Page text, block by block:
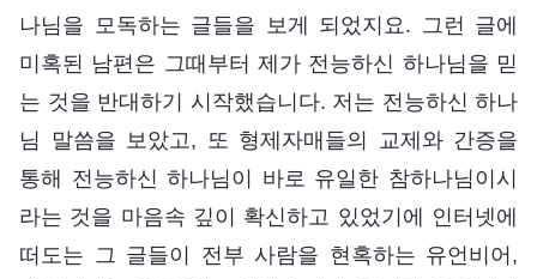
나님을 모독하는 글들을 보게 되었지요. 그런 글에
미혹된 남편은 그때부터 제가 전능하신 하나님을 믿
는 것을 반대하기 시작했습니다. 저는 전능하신 하나
님 말씀을 보았고, 또 형제자매들의 교제와 간증을
통해 전능하신 하나님이 바로 유일한 참하나님이시
라는 것을 마음속 깊이 확신하고 있었기에 인터넷에
떠도는 그 글들이 전부 사람을 현혹하는 유언비어,